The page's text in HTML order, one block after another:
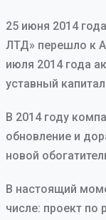
25 июня 2014
ЛТД» перешло к
июля 2014 года
уставный
В 2014 году
обновление и
новой
В настоящий
числе: проект по